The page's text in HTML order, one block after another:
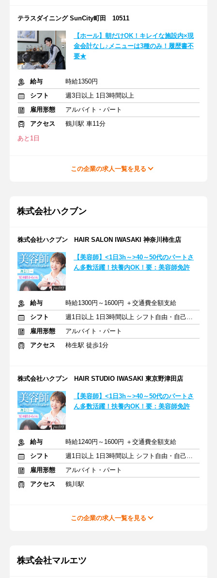
テラスダイニング SunCity町田 10511
【ホール】朝だけOK！キレイな施設内×現
金会計なし♪メニューは3種のみ！履歴書不
要★
給与
時給1350円
シフト
週3日以上 1日3時間以上
雇用形態
アルバイト・パート
アクセス
鶴川駅 車11分
あと1日
この企業の求人一覧を見る
株式会社ハクブン
株式会社ハクブン HAIR SALON IWASAKI 神奈川柿生店
【美容師】<1日3h～>40～50代のパートさ
ん多数活躍！扶養内OK！要：美容師免許
給与
時給1300円～1600円 ＋交通費全額支給
シフト
週1日以上 1日3時間以上 シフト自由・自己申告
雇用形態
アルバイト・パート
アクセス
柿生駅 徒歩1分
株式会社ハクブン HAIR STUDIO IWASAKI 東京野津田店
【美容師】<1日3h～>40～50代のパートさ
ん多数活躍！扶養内OK！要：美容師免許
給与
時給1240円～1600円 ＋交通費全額支給
シフト
週1日以上 1日3時間以上 シフト自由・自己申告
雇用形態
アルバイト・パート
アクセス
鶴川駅
この企業の求人一覧を見る
株式会社マルエツ